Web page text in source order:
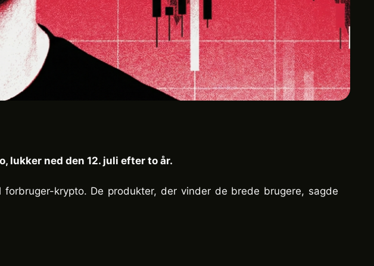
lukker ned den 12. juli efter to år.
krypto. De produkter, der vinder de brede brugere, sagde